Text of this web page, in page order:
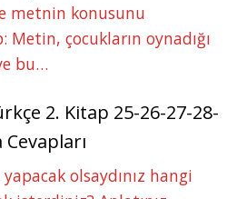
metnin konusunu
Metin, çocukların oynadığı
bu…
2. Kitap 25-26-27-28-
olsaydınız hangi